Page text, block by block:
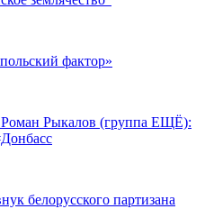
фактор»
Рыкалов (группа ЕЩЁ):
белорусского партизана